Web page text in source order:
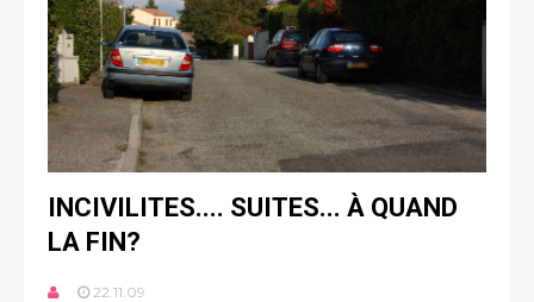
INCIVILITES.... SUITES... À QUAND
LA FIN?
22.11.09